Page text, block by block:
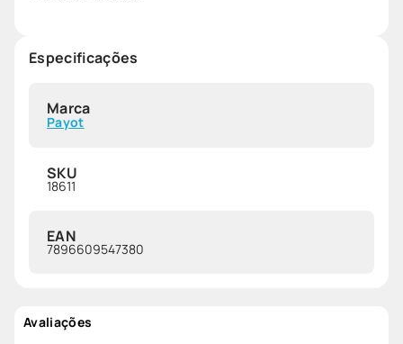
Especificações
Marca
Payot
SKU
18611
EAN
7896609547380
Avaliações